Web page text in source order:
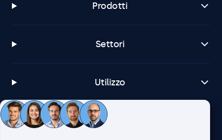
Prodotti
Settori
Utilizzo
Servizio Clienti